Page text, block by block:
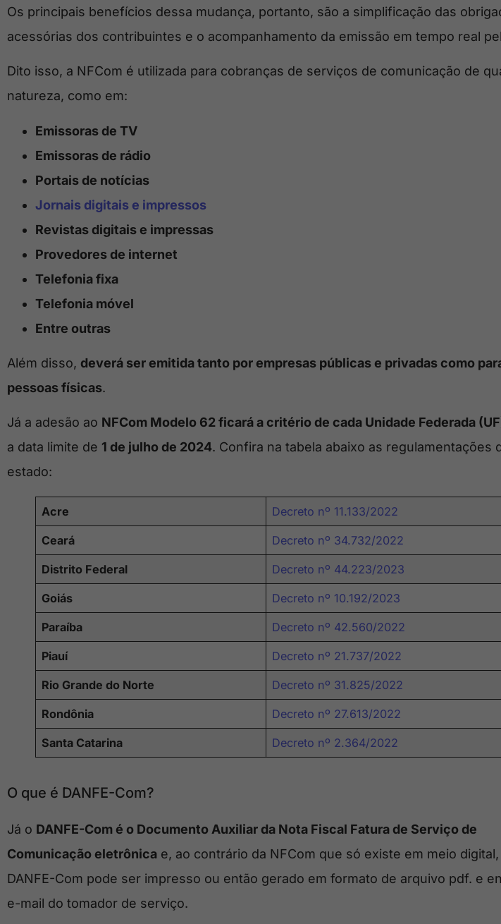
Os principais benefícios dessa mudança, portanto, são a simplificação das
acessórias dos contribuintes e o acompanhamento da emissão em tempo real
Dito isso, a NFCom é utilizada para cobranças de serviços de comunicação de
natureza, como em:
Emissoras de TV
Emissoras de rádio
Portais de notícias
Jornais digitais e impressos
Revistas digitais e impressas
Provedores de internet
Telefonia fixa
Telefonia móvel
Entre outras
Além disso, deverá ser emitida tanto por empresas públicas e privadas como
pessoas físicas.
Já a adesão ao NFCom Modelo 62 ficará a critério de cada Unidade Federada
a data limite de 1 de julho de 2024. Confira na tabela abaixo as regulamentações
estado:
Acre Decreto nº 11.133/2022
Ceará Decreto nº 34.732/2022
Distrito Federal Decreto nº 44.223/2023
Goiás Decreto nº 10.192/2023
Paraíba Decreto nº 42.560/2022
Piauí Decreto nº 21.737/2022
Rio Grande do Norte Decreto nº 31.825/2022
Rondônia Decreto nº 27.613/2022
Santa Catarina Decreto nº 2.364/2022
O que é DANFE-Com?
Já o DANFE-Com é o Documento Auxiliar da Nota Fiscal Fatura de Serviço de
Comunicação eletrônica e, ao contrário da NFCom que só existe em meio digital,
DANFE-Com pode ser impresso ou então gerado em formato de arquivo pdf. e
e-mail do tomador de serviço.